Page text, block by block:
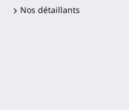
Nos détaillants